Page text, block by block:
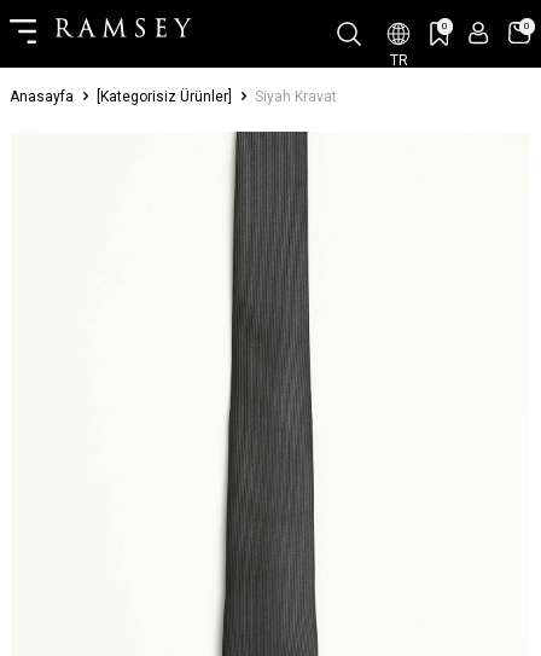
TR
0 0
Anasayfa [Kategorisiz Ürünler] Siyah Kravat